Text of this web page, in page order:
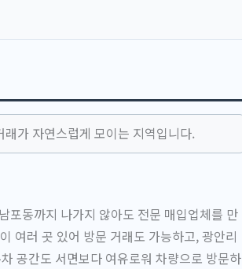
가 자연스럽게 모이는 지역입니다.
포동까지 나가지 않아도 전문 매입업체를 만
여러 곳 있어 방문 거래도 가능하고, 광안리
공간도 서면보다 여유로워 차량으로 방문하